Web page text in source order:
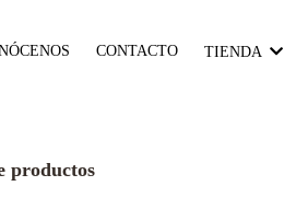
CONTACTO TIENDA
productos